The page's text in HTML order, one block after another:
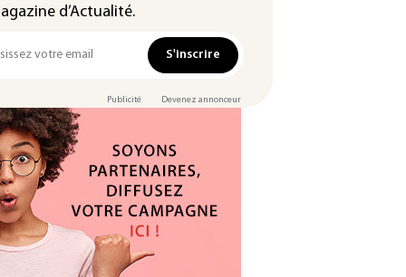
d’Actualité.
S'inscrire
Publicité Devenez annonceur